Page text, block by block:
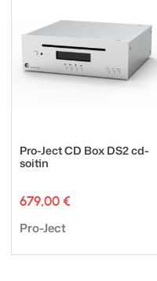
Pro-Ject CD Box DS2 cd-
soitin
679,00 €
Tuotemerkki:
Pro-Ject